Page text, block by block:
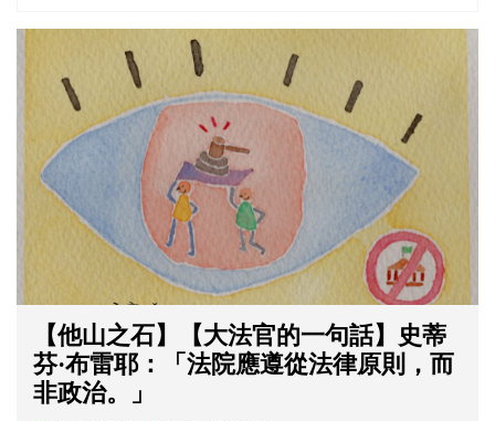
的採訪中，提到身 為保守派大法官的他為何會在1989年與
多數的大法官一同，對「允許焚燒國旗」投下同意票。
【他山之石】【大法官的一句話】史蒂
芬·布雷耶：「法院應遵從法律原則，而
非政治。」